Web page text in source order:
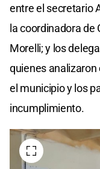
entre el secretario
la coordinadora de
Morelli; y los
quienes
el municipio y los
incumplimiento.